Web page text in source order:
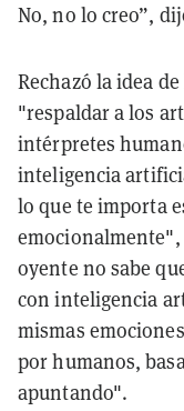
No, no lo creo”,
Rechazó la idea
"respaldar a los
intérpretes
inteligencia
lo que te importa
oyente no sabe
con inteligencia
mismas
por humanos,
apuntando".